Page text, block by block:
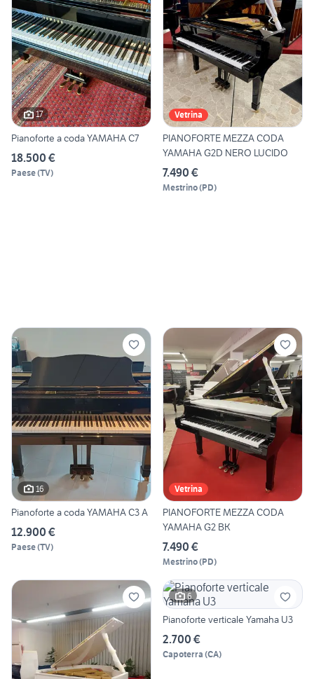
17
Pianoforte a coda YAMAHA C7
18.500 €
Paese(TV)
Vetrina
PIANOFORTE MEZZA CODA
YAMAHA G2D NERO LUCIDO
7.490 €
Mestrino(PD)
16
Pianoforte a coda YAMAHA C3 A
12.900 €
Paese(TV)
Vetrina
PIANOFORTE MEZZA CODA
YAMAHA G2 BK
7.490 €
Mestrino(PD)
6
Pianoforte verticale Yamaha U3
2.700 €
Capoterra (CA)